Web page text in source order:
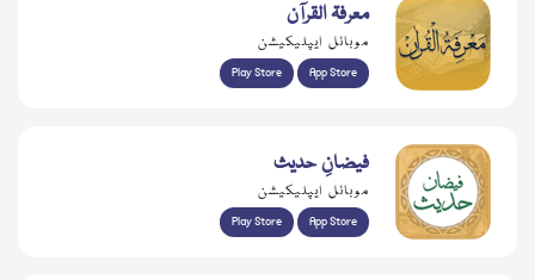
معرفۃ القرآن
موبائل ایپلیکیشن
Play Store App Store
فیضانِ حدیث
موبائل ایپلیکیشن
Play Store App Store